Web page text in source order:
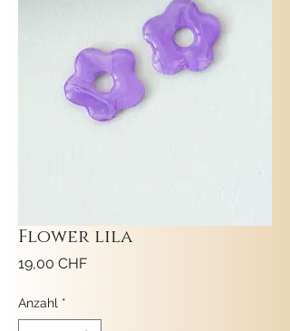
Flower lila
19,00 CHFPreis
Anzahl *